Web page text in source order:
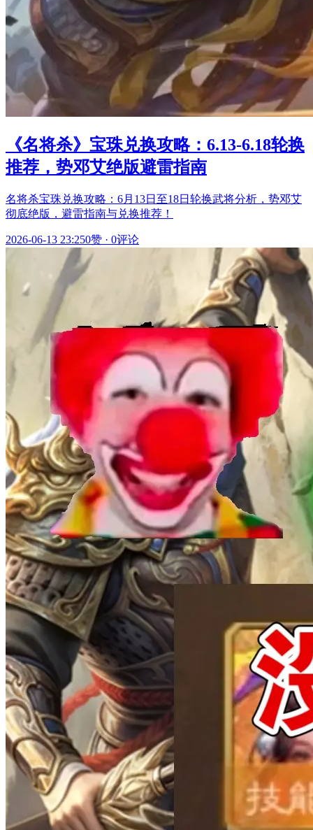
《名将杀》宝珠兑换攻略：6.13-6.18轮换
推荐，势邓艾绝版避雷指南
名将杀宝珠兑换攻略：6月13日至18日轮换武将分析，势邓艾
彻底绝版，避雷指南与兑换推荐！
2026-06-13 23:250赞 · 0评论